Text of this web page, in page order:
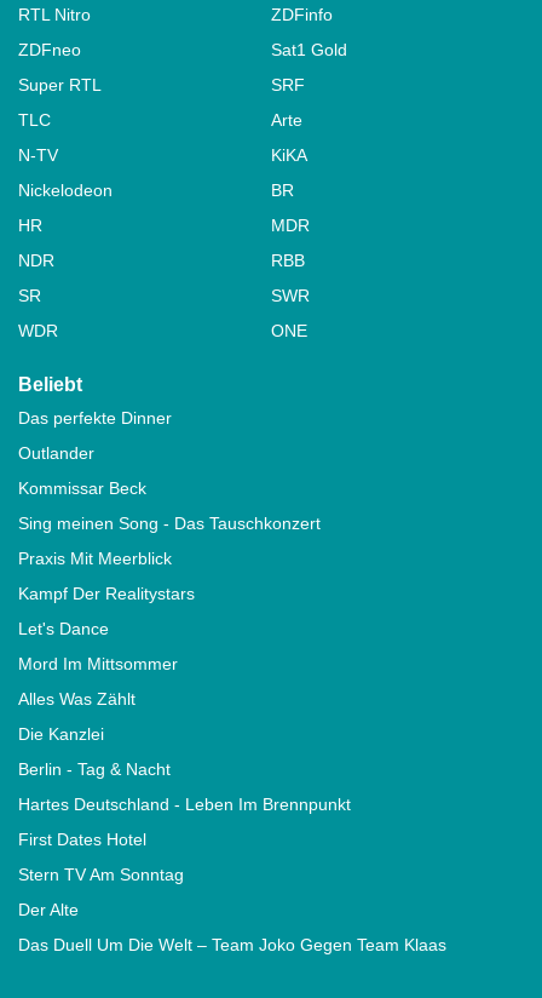
RTL Nitro
ZDFinfo
ZDFneo
Sat1 Gold
Super RTL
SRF
TLC
Arte
N-TV
KiKA
Nickelodeon
BR
HR
MDR
NDR
RBB
SR
SWR
WDR
ONE
Beliebt
Das perfekte Dinner
Outlander
Kommissar Beck
Sing meinen Song - Das Tauschkonzert
Praxis Mit Meerblick
Kampf Der Realitystars
Let's Dance
Mord Im Mittsommer
Alles Was Zählt
Die Kanzlei
Berlin - Tag & Nacht
Hartes Deutschland - Leben Im Brennpunkt
First Dates Hotel
Stern TV Am Sonntag
Der Alte
Das Duell Um Die Welt – Team Joko Gegen Team Klaas